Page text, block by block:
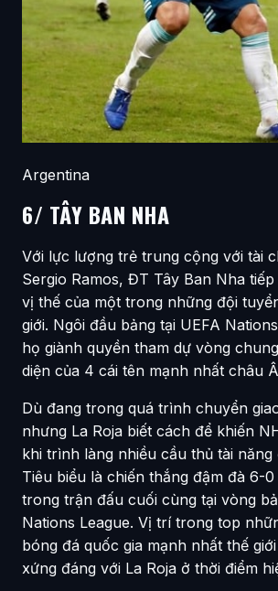
Argentina
6/ TÂY BAN NHA
Với lực lượng trẻ trung cộng với tài
Sergio Ramos, ĐT Tây Ban Nha
vị thế của một trong những đội
giới. Ngôi đầu bảng tại UEFA
họ giành quyền tham dự vòng
diện của 4 cái tên mạnh nhất châu
Dù đang trong quá trình chuyển
nhưng La Roja biết cách để khiến
khi trình làng nhiều cầu thủ tài năng
Tiêu biểu là chiến thắng đậm đà 6-
trong trận đấu cuối cùng tại vòng
Nations League. Vị trí trong top
bóng đá quốc gia mạnh nhất thế
xứng đáng với La Roja ở thời điểm